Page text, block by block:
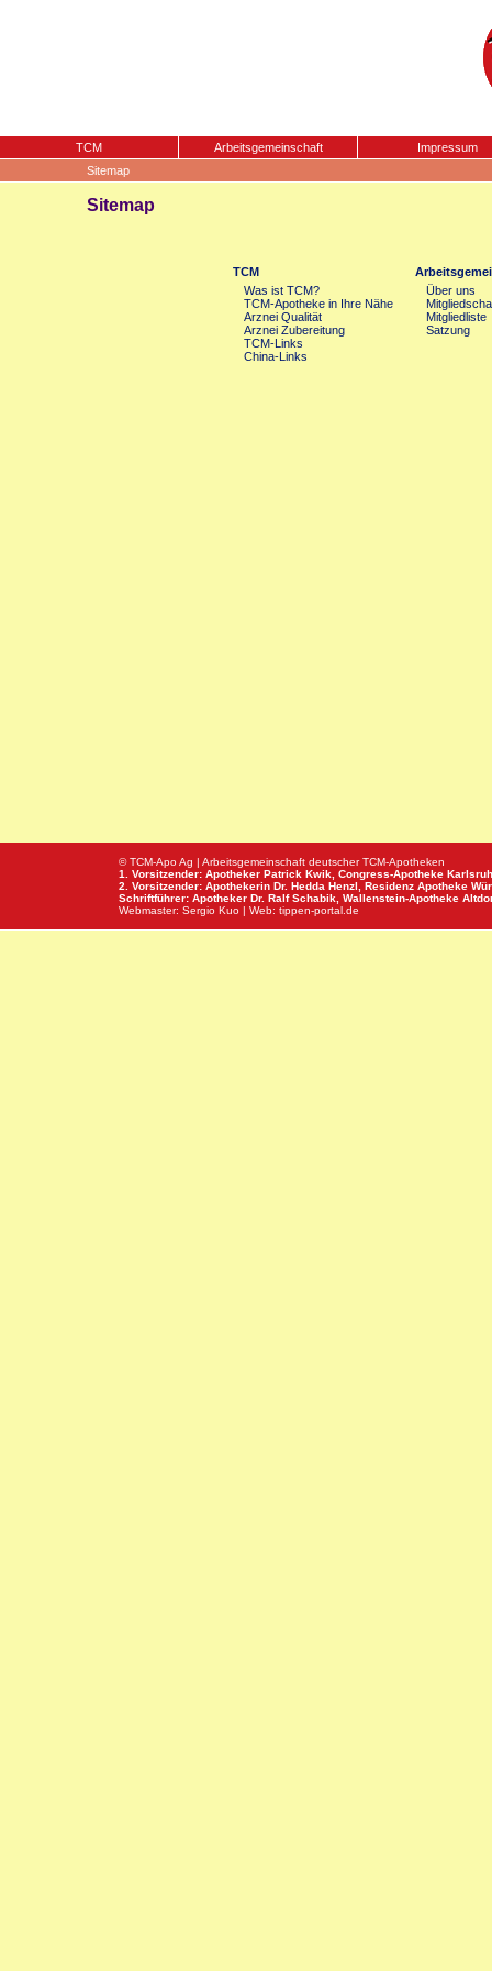
TCM Arbeitsgemeinschaft
Impressum
Sitemap
Sitemap
TCM
Was ist TCM?
TCM-Apotheke in Ihre Nähe
Arznei Qualität
Arznei Zubereitung
TCM-Links
China-Links
Über uns
Mitgliedliste
Satzung
© TCM-Apo Ag | Arbeitsgemeinschaft deutscher TCM-Apotheken
1. Vorsitzender: Apotheker Patrick Kwik, Congress-Apotheke
2. Vorsitzender: Apothekerin Dr. Hedda Henzl, Residenz Apotheke
Schriftführer: Apotheker Dr. Ralf Schabik, Wallenstein-Apotheke
Webmaster: Sergio Kuo | Web: tippen-portal.de